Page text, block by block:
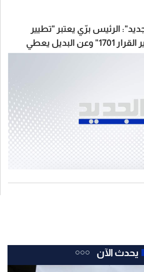
الرئيس برّي يعتبر "تطيير
اليونيفيل يعني تطيير القرار 1701" وعن البديل يعطي
يحدث الآن